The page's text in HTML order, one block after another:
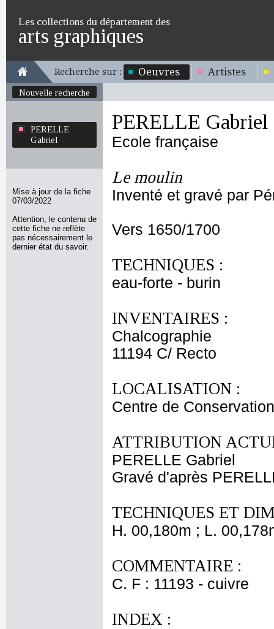
Les collections du département des
arts graphiques
Recherche sur : Oeuvres Artistes
Nouvelle recherche
PERELLE
Gabriel
Mise à jour de la fiche
07/03/2022
Attention, le contenu de
cette fiche ne reflète
pas nécessairement le
dernier état du savoir.
PERELLE Gabriel
Ecole française
Le moulin
Inventé et gravé par
Vers 1650/1700
TECHNIQUES :
eau-forte - burin
INVENTAIRES :
Chalcographie
11194 C/ Recto
LOCALISATION :
Centre de
ATTRIBUTION
PERELLE Gabriel
Gravé d'après
TECHNIQUES ET
H. 00,180m ; L.
COMMENTAIRE :
C. F : 11193 - cuivre
INDEX :